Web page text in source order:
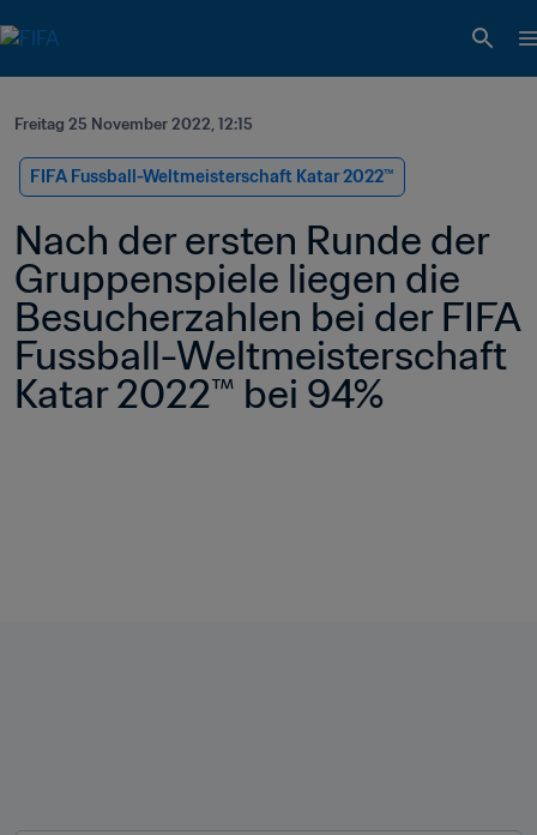
Freitag 25 November 2022, 12:15
FIFA Fussball-Weltmeisterschaft Katar 2022™
Nach der ersten Runde der
Gruppenspiele liegen die
Besucherzahlen bei der FIFA
Fussball-Weltmeisterschaft
Katar 2022™ bei 94%